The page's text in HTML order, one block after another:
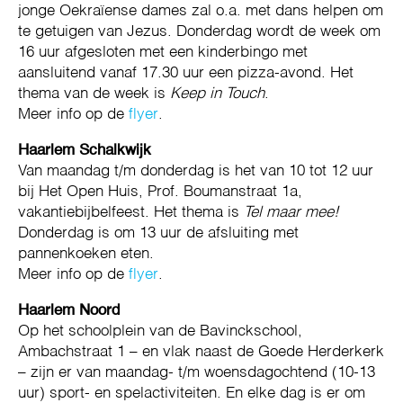
jonge Oekraïense dames zal o.a. met dans helpen om
te getuigen van Jezus. Donderdag wordt de week om
16 uur afgesloten met een kinderbingo met
aansluitend vanaf 17.30 uur een pizza-avond. Het
thema van de week is Keep in Touch.
Meer info op de flyer.
Haarlem Schalkwijk
Van maandag t/m donderdag is het van 10 tot 12 uur
bij Het Open Huis, Prof. Boumanstraat 1a,
vakantiebijbelfeest. Het thema is Tel maar mee!
Donderdag is om 13 uur de afsluiting met
pannenkoeken eten.
Meer info op de flyer.
Haarlem Noord
Op het schoolplein van de Bavinckschool,
Ambachstraat 1 – en vlak naast de Goede Herderkerk
– zijn er van maandag- t/m woensdagochtend (10-13
uur) sport- en spelactiviteiten. En elke dag is er om